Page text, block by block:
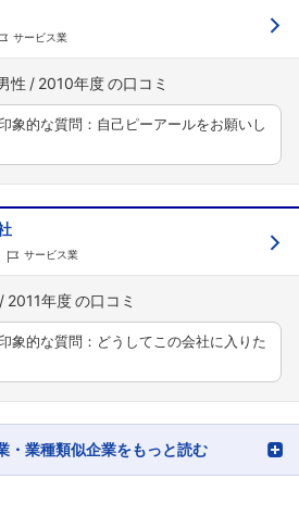
サービス業
性 2010年度
象的な質問：自己ピーアールをお願いし
サービス業
2011年度
象的な質問：どうしてこの会社に入りた
・業種類似企業をもっと読む